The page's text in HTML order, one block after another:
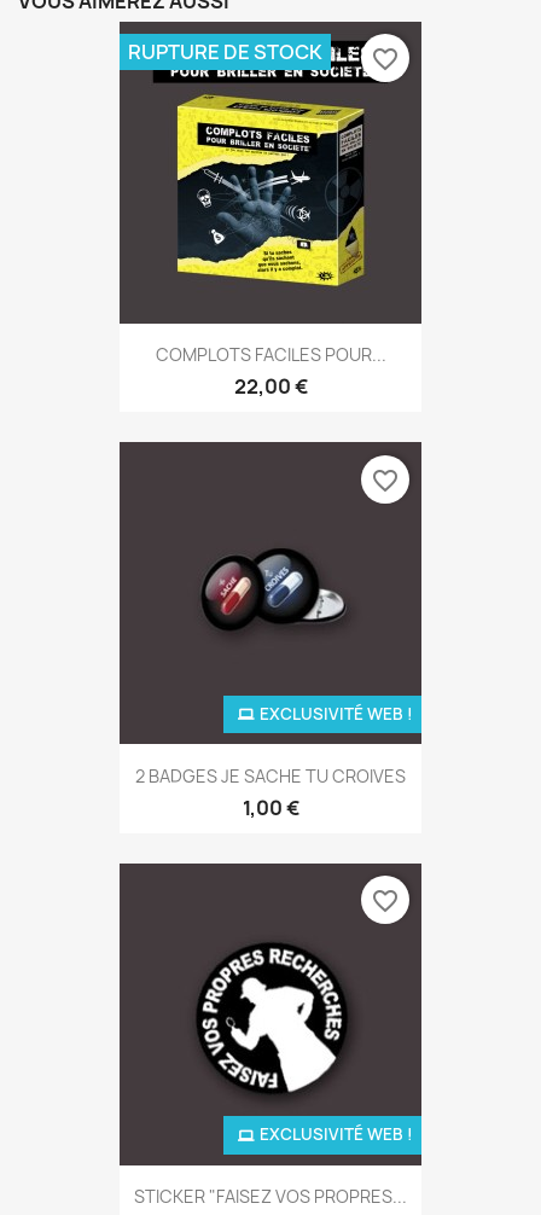
COMPLOTS FACILES POUR...
22,00 €
RUPTURE DE STOCK favorite_border
2 BADGES JE SACHE TU CROIVES
1,00 €
EXCLUSIVITÉ WEB !
favorite_border
STICKER "FAISEZ VOS PROPRES...
EXCLUSIVITÉ WEB !
favorite_border